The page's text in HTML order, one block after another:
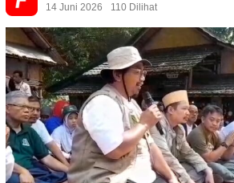
14 Juni 2026
110 Dilihat